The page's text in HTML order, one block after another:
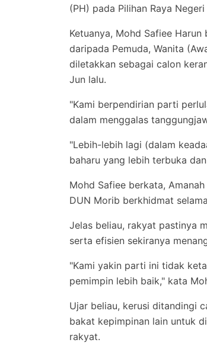
(PH) pada Pilihan Raya
Ketuanya, Mohd Safiee
daripada Pemuda, Wanita
diletakkan sebagai calon
Jun lalu.
"Kami berpendirian parti
dalam menggalas
"Lebih-lebih lagi (dalam
baharu yang lebih terbuka
Mohd Safiee berkata,
DUN Morib berkhidmat
Jelas beliau, rakyat pastinya
serta efisien sekiranya
"Kami yakin parti ini tidak
pemimpin lebih baik," kata
Ujar beliau, kerusi ditandingi
bakat kepimpinan lain untuk
rakyat.